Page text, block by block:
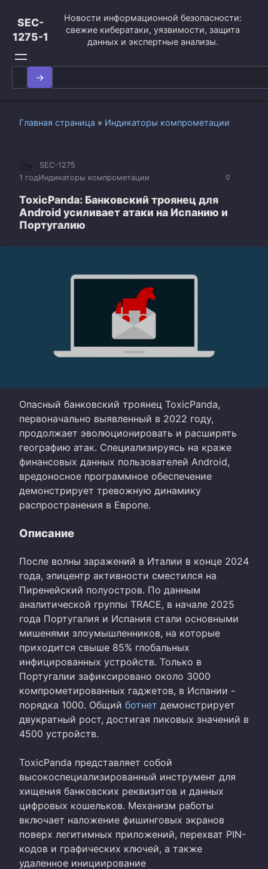
контенту
SEC-
1275-1
Новости информационной безопасности:
свежие кибератаки, уязвимости, защита
данных и экспертные анализы.
Search
for:
Главная страница » Индикаторы компрометации
0
SEC-1275
1 годИндикаторы компрометации
ToxicPanda: Банковский троянец для
Android усиливает атаки на Испанию и
Португалию
Опасный банковский троянец ToxicPanda,
первоначально выявленный в 2022 году,
продолжает эволюционировать и расширять
географию атак. Специализируясь на краже
финансовых данных пользователей Android,
вредоносное программное обеспечение
демонстрирует тревожную динамику
распространения в Европе.
Описание
После волны заражений в Италии в конце 2024
года, эпицентр активности сместился на
Пиренейский полуостров. По данным
аналитической группы TRACE, в начале 2025
года Португалия и Испания стали основными
мишенями злоумышленников, на которые
приходится свыше 85% глобальных
инфицированных устройств. Только в
Португалии зафиксировано около 3000
компрометированных гаджетов, в Испании -
порядка 1000. Общий ботнет демонстрирует
двукратный рост, достигая пиковых значений в
4500 устройств.
ToxicPanda представляет собой
высокоспециализированный инструмент для
хищения банковских реквизитов и данных
цифровых кошельков. Механизм работы
включает наложение фишинговых экранов
поверх легитимных приложений, перехват PIN-
кодов и графических ключей, а также
удаленное инициирование